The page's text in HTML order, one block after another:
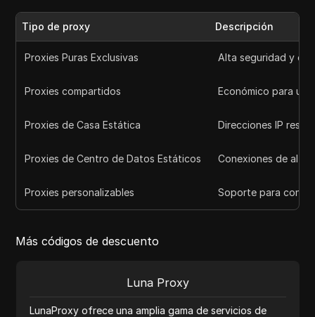
Tipo de proxy Descripción
Proxies Puras Exclusivas Alta seguridad y
Proxies compartidos Económico para
Proxies de Casa Estática Direcciones IP
Proxies de Centro de Datos Estáticos Conexiones de alta
Proxies personalizables Soporte para
Más códigos de descuento
Luna Proxy
LunaProxy ofrece una amplia gama de servicios de